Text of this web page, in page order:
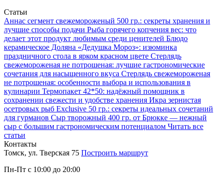
Статьи
Аннаc сегмент свежемороженый 500 гр.: секреты хранения и
лучшие способы подачи Рыба горячего копчения вес: что
делает этот продукт любимым среди ценителей Блюдо
керамическое Доляна «Дедушка Мороз»: изюминка
праздничного стола в ярком красном цвете Стерлядь
свежемороженая не потрошеная: лучшие гастрономические
сочетания для насыщенного вкуса Стерлядь свежемороженая
не потрошеная: особенности выбора и использования в
кулинарии Термопакет 42*50: надёжный помощник в
сохранении свежести и удобстве хранения Икра зернистая
осетровых рыб Exclusive 50 гр.: секреты идеальных сочетаний
для гурманов Сыр творожный 400 гр. от Брюкке — нежный
сыр с большим гастрономическим потенциалом Читать все
статьи
Контакты
Томск, ул. Тверская 75 Построить маршрут
Пн-Пт с 10:00 до 20:00